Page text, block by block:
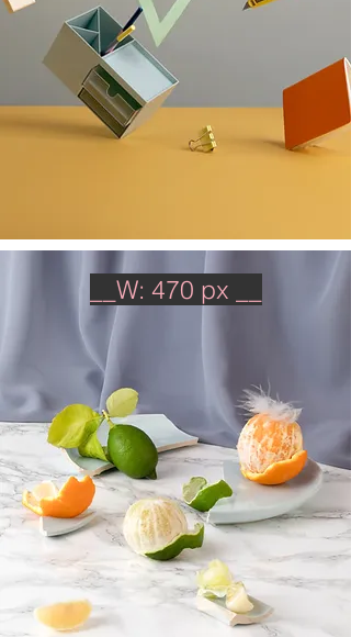
__W: 470 px __